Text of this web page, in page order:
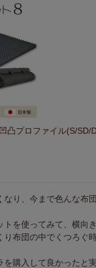
凸プロファイル(S/SD/
なり、今まで色んな布
トを使ってみて、横向
り布団の中でくつろぐ
購入して良かったと